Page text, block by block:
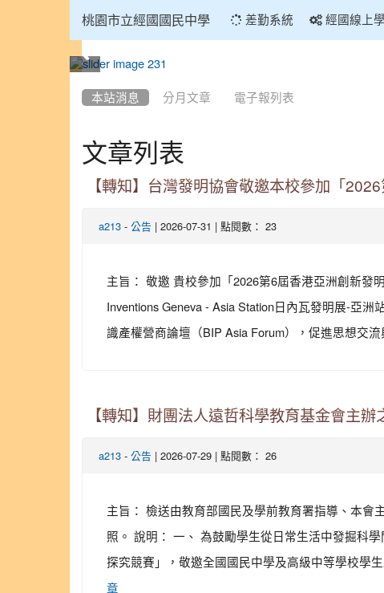
桃園市立經國國民中學 差勤系統 經國線上
本站消息 分月文章 電子報列表
文章列表
【轉知】台灣發明協會敬邀本校參加「
a213 - 公告 | 2026-07-31 | 點閱數： 23
主旨： 敬邀 貴校參加「2026第6屆香港亞洲創新發
Inventions Geneva - Asia Station日內瓦發明展-亞
識產權營商論壇（BIP Asia Forum），促進思想交
【轉知】財團法人遠哲科學教育基金會主
a213 - 公告 | 2026-07-29 | 點閱數： 26
主旨： 檢送由教育部國民及學前教育署指導、本
照。 說明： 一、 為鼓勵學生從日常生活中發掘科
探究競賽」，敬邀全國國民中學及高級中等學校學
章